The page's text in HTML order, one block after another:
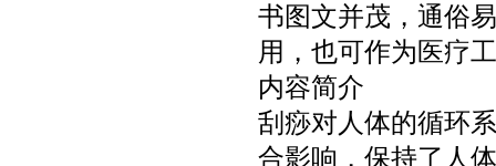
书图文并茂，通俗
用，也可作为医疗
内容简介
刮痧对人体的循环
合影响，保持了人